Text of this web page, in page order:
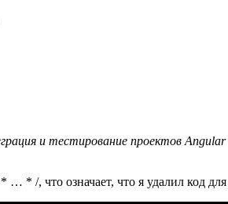
и тестирование проектов
* /, что означает, что я удалил код